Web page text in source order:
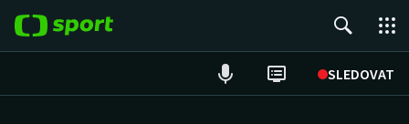
SLEDOVAT